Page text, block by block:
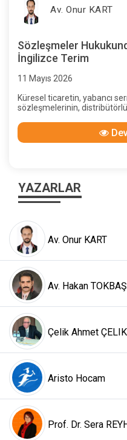
Av. Onur KART
Sözleşmeler
İngilizce Terim
11 Mayıs 2026
Küresel ticaretin, yabancı
sözleşmelerinin,
karşılaşma sıklığı ciddi
zaman yalnızca İngilizce
YAZARLAR
Av. Onur KART
Av. Hakan TOKBAŞ
Çelik Ahmet ÇELIK
Aristo Hocam
Prof. Dr. Sera